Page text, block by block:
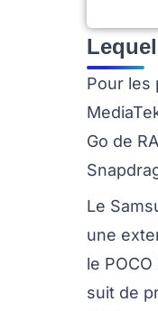
Pour les
Go de
Le
une
le
suit de